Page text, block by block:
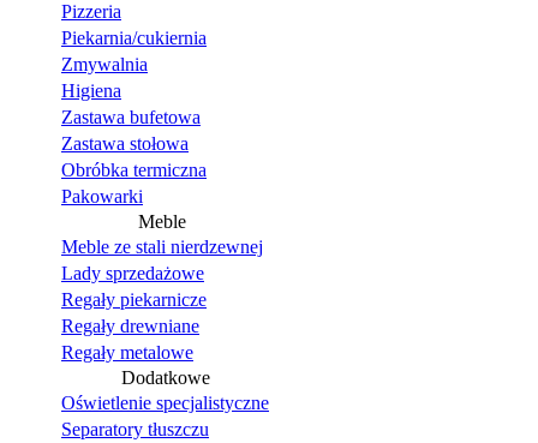
Pizzeria
Piekarnia/cukiernia
Zmywalnia
Higiena
Zastawa bufetowa
Zastawa stołowa
Obróbka termiczna
Pakowarki
Meble
Meble ze stali nierdzewnej
Lady sprzedażowe
Regały piekarnicze
Regały drewniane
Regały metalowe
Dodatkowe
Oświetlenie specjalistyczne
Separatory tłuszczu